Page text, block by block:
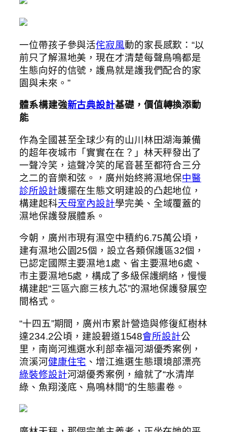
一位帶孩子參與活侘寂風動的家長感歎：“以
前只了解濕地美，現在才清楚每聲鳥鳴都是
生態向好的信號，護鳥就是護我們配合的家
園與未來。”
體系構建強新古典設計基礎，價值轉換添動
能
作為全國甚至全球少有的山川林田湖海兼備
的超年夜城市「實實在在？」林天秤發出了
一聲冷笑，這聲冷笑的尾音甚至都符合三分
之二的音樂和弦。，廣州始終將濕地保中醫
診所設計護擺在生態文明建設的凸起地位，
構建起科天母室內設計學完美、全域覆蓋的
濕地保護發展體系。
今朝，廣州市現有濕空中積約6.75萬公頃，
建有濕地公園25個，設立各類保護區32個，
已認定國際主要濕地1處、省主要濕地6處、
市主要濕地5處，構成了多級保護網絡，慢慢
構建起“三區六廊三核九芯”的濕地保護發展空
間格式。
“十四五”期間，廣州市累計營造與修復紅樹林
達234.2公頃，建設碧道1548會所設計公
里，南崗河進選水利部幸福河湖優秀案例，
流溪河健康住宅 、增江進選生態環境部漂亮
綠裝修設計河湖優秀案例，繪就了“水清岸
綠、魚翔淺底、鳥鳴林間”的生態畫卷。